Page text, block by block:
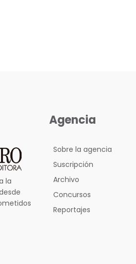
la
Agencia
Sobre la agencia
Suscripción
Archivo
Concursos
Reportajes